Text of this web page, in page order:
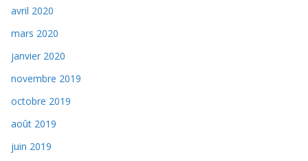
avril 2020
mars 2020
janvier 2020
novembre 2019
octobre 2019
août 2019
juin 2019